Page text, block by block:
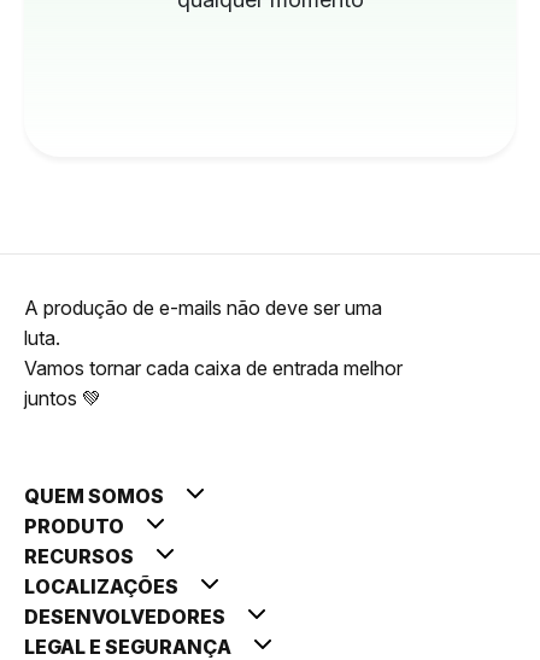
A produção de e-mails não deve ser uma
luta.
Vamos tornar cada caixa de entrada melhor
juntos 💚
QUEM SOMOS
PRODUTO
RECURSOS
LOCALIZAÇÕES
DESENVOLVEDORES
LEGAL E SEGURANÇA